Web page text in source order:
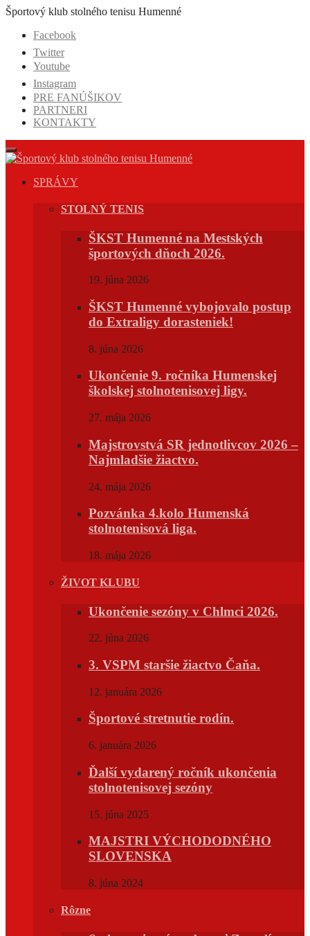
Prejsť
obsah
Športový klub stolného tenisu Humenné
Facebook
Twitter
Youtube
Instagram
PRE FANÚŠIKOV
PARTNERI
KONTAKTY
SPRÁVY
STOLNÝ TENIS
ŠKST Humenné na Mestských
športových dňoch 2026.
19. júna 2026
ŠKST Humenné vybojovalo postup
do Extraligy dorasteniek!
8. júna 2026
Ukončenie 9. ročníka Humenskej
školskej stolnotenisovej ligy.
27. mája 2026
Majstrovstvá SR jednotlivcov 2026 –
Najmladšie žiactvo.
24. mája 2026
Pozvánka 4.kolo Humenská
stolnotenisová liga.
18. mája 2026
ŽIVOT KLUBU
Ukončenie sezóny v Chlmci 2026.
22. júna 2026
3. VSPM staršie žiactvo Čaňa.
12. januára 2026
Športové stretnutie rodín.
6. januára 2026
Ďalší vydarený ročník ukončenia
stolnotenisovej sezóny
15. júna 2025
MAJSTRI VÝCHODODNÉHO
SLOVENSKA
8. júna 2024
Rôzne